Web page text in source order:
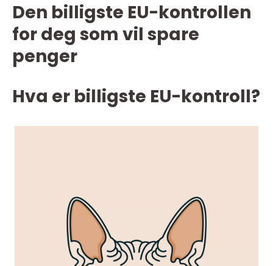
Den billigste EU-kontrollen
for deg som vil spare
penger
Hva er billigste EU-kontroll?